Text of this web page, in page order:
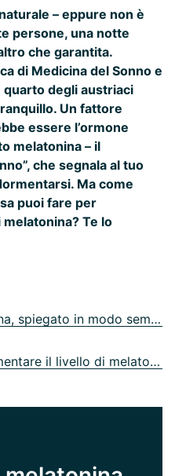
– eppure non è
persone, una notte
che garantita.
di Medicina del Sonno e
quarto degli austriaci
Un fattore
essere l’ormone
melatonina – il
che segnala al tuo
Ma come
puoi fare per
Te lo
01 L’effetto della melatonina, spiegato in modo semplice
02 6 consigli su come aumentare il livello di melatonina